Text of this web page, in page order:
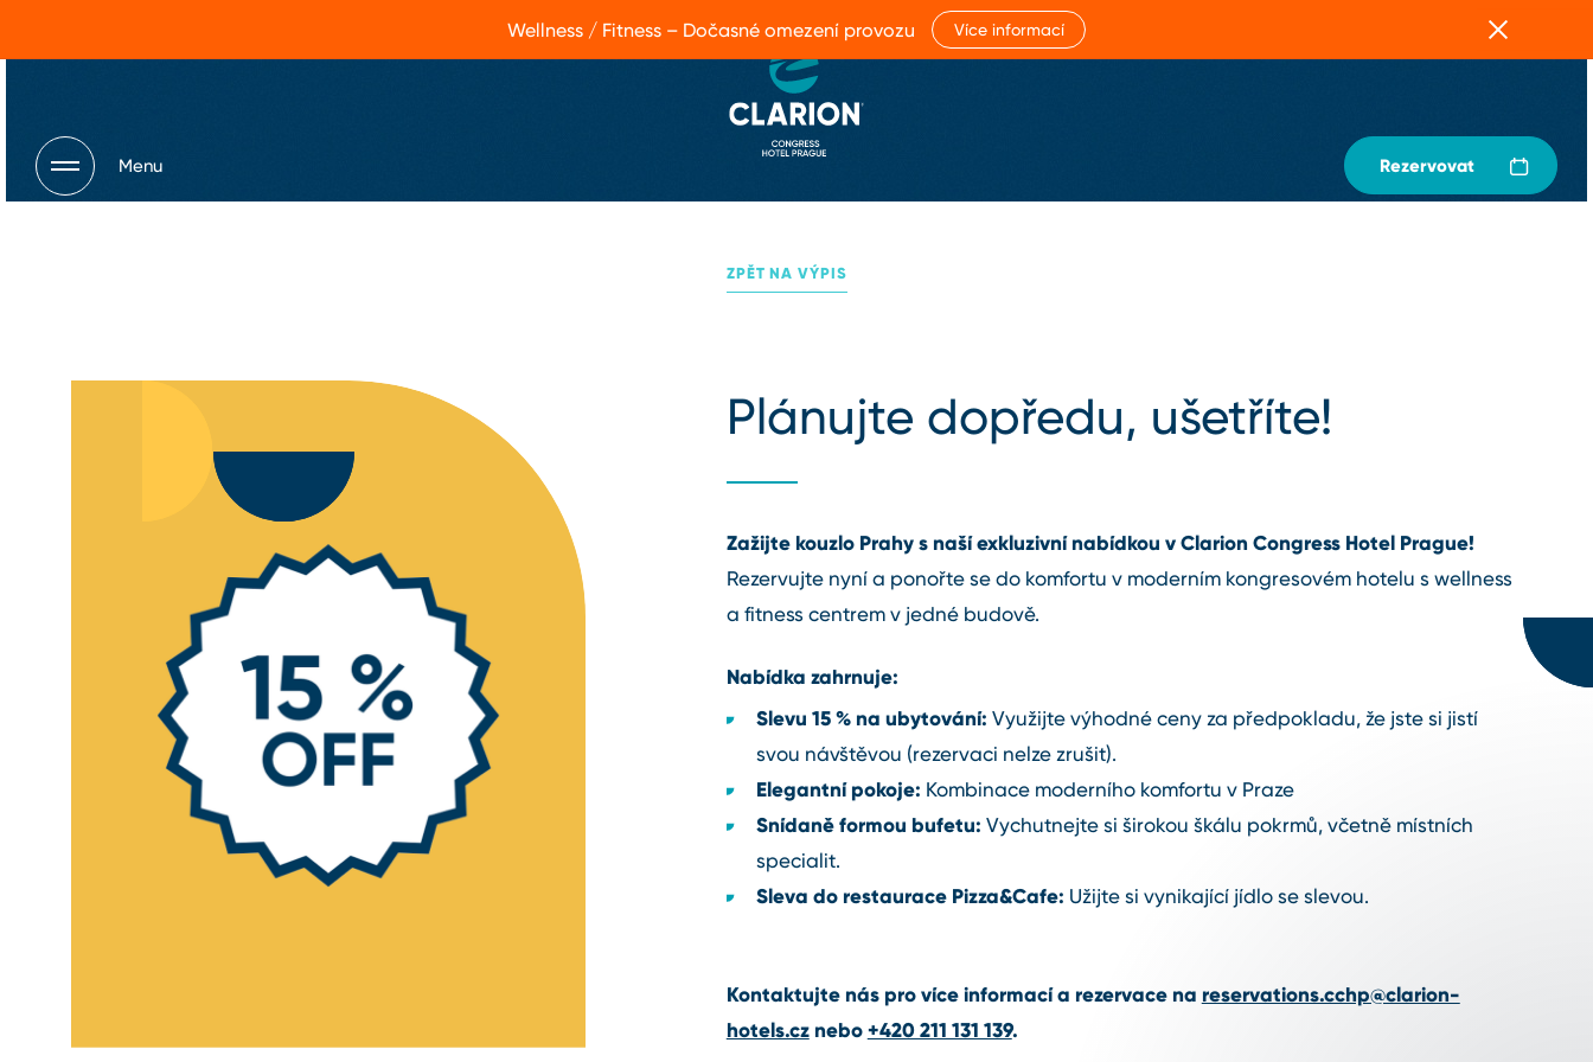
Menu Rezervovat
ZPĚT NA VÝPIS
Plánujte dopředu, ušetříte!
Zažijte kouzlo Prahy s naší exkluzivní nabídkou v Clarion Congress Hotel Prague!
Rezervujte nyní a ponořte se do komfortu v moderním kongresovém hotelu s wellness
a fitness centrem v jedné budově.
Nabídka zahrnuje:
Slevu 15 % na ubytování: Využijte výhodné ceny za předpokladu, že jste si jistí
svou návštěvou (rezervaci nelze zrušit).
Elegantní pokoje: Kombinace moderního komfortu v Praze
Snídaně formou bufetu: Vychutnejte si širokou škálu pokrmů, včetně místních
specialit.
Sleva do restaurace Pizza&Cafe: Užijte si vynikající jídlo se slevou.
Kontaktujte nás pro více informací a rezervace na reservations.cchp@clarion-
hotels.cznebo+420 211 131 139.
Wellness / Fitness – Dočasné omezení provozu Více informací Zavřít